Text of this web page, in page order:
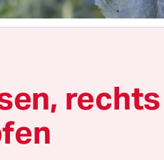
forderte Katrin Göring-
Gemeinschaft
bekämpfen soll.
in Syrien
rechts